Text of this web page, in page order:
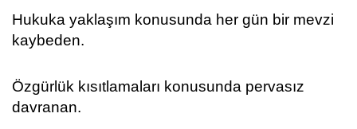
Hukuka yaklaşım konusunda her gün bir mevzi
kaybeden.
Özgürlük kısıtlamaları konusunda pervasız
davranan.